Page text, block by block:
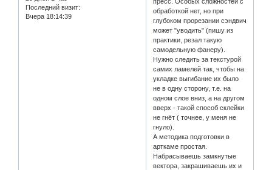
Последний визит:
Вчера 18:14:39
обработкой нет, но при
глубоком прорезании сэндвич
может "уводить" (пишу из
практики, резал такую
самодельную фанеру).
Нужно следить за текстурой
самих ламелей так, чтобы на
укладке выгибание их было
не в одну сторону, т.е. на
одном слое вниз, а на другом
вверх - такой способ склейки
не гнёт ( точнее, у меня не
гнуло).
А методика подготовки в
арткаме простая.
Набрасываешь замкнутые
вектора, закрашиваешь их и